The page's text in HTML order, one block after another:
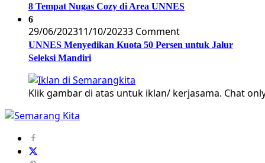
8 Tempat Nugas Cozy di Area UNNES
6
29/06/202311/10/20233 Comment
UNNES Menyedikan Kuota 50 Persen untuk Jalur
Seleksi Mandiri
Klik gambar di atas untuk iklan/ kerjasama. Chat